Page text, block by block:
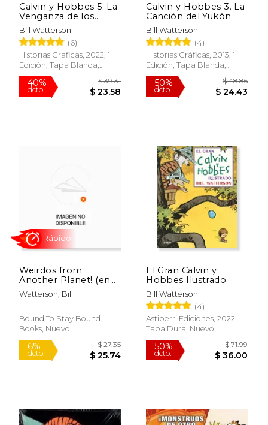
41%
dcto.
$ 21.99
$ 12.96
50%
dcto. $
Calvin y Hobbes 5. La
Venganza de los
Chicos
Bill Watterson
(6)
Historias Graficas, 2022, 1
Edición, Tapa Blanda,
Nuevo
Calvin y Hobbes 3. La
Canción del Yukón
Bill Watterson
(4)
Historias Gráficas, 2013, 1
Edición, Tapa Blanda,
Nuevo
Weirdos from
Another Planet! (en
Inglés)
Watterson, Bill
Bound To Stay Bound
Books, Nuevo
El Gran Calvin y
Hobbes Ilustrado
Bill Watterson
(4)
Astiberri Ediciones, 2022,
Tapa Dura, Nuevo